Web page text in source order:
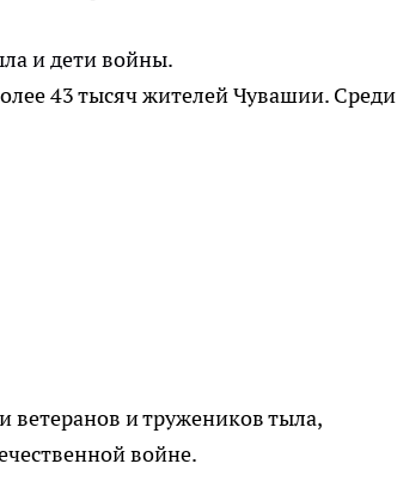
и дети войны.
43 тысяч жителей Чувашии. Среди
ветеранов и тружеников тыла,
войне.